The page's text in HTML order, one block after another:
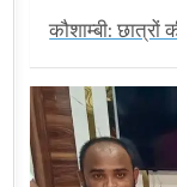
कौशाम्बी: छात्रों